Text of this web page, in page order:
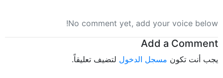
No comment yet, add your voice below!
Add a Comment
يجب أنت تكون مسجل الدخول لتضيف تعليقاً.